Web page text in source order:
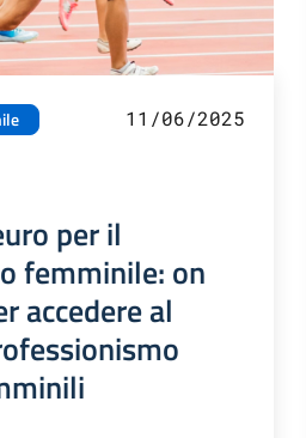
11/06/2025
per il
femminile: on
accedere al